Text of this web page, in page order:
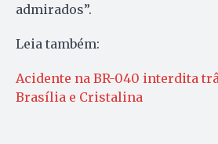
admirados”.
Leia também:
Acidente na BR-040 interdita
Brasília e Cristalina